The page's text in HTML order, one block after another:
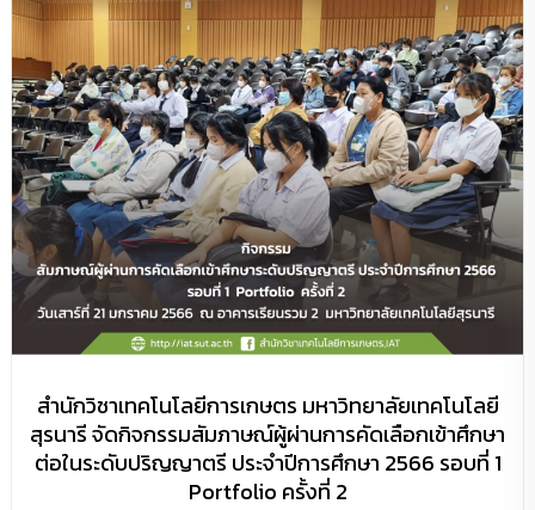
สำนักวิชาเทคโนโลยีการเกษตร มหาวิทยาลัยเทคโนโลยี
สุรนารี จัดกิจกรรมสัมภาษณ์ผู้ผ่านการคัดเลือกเข้าศึกษา
ต่อในระดับปริญญาตรี ประจำปีการศึกษา 2566 รอบที่ 1
Portfolio ครั้งที่ 2